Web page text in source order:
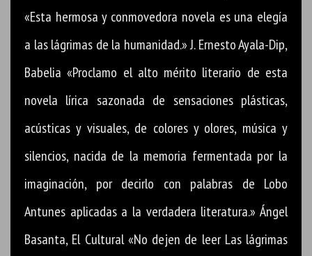
«Esta hermosa y conmovedora novela es una elegía
a las lágrimas de la humanidad.» J. Ernesto Ayala-Dip,
Babelia «Proclamo el alto mérito literario de esta
novela lírica sazonada de sensaciones plásticas,
acústicas y visuales, de colores y olores, música y
silencios, nacida de la memoria fermentada por la
imaginación, por decirlo con palabras de Lobo
Antunes aplicadas a la verdadera literatura.» Ángel
Basanta, El Cultural «No dejen de leer Las lágrimas